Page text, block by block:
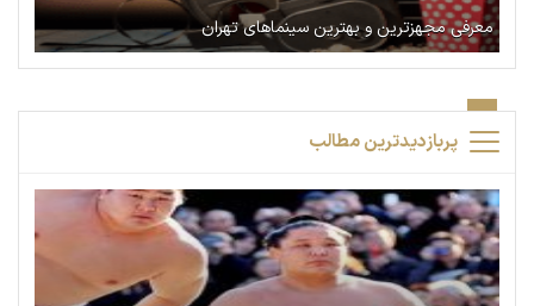
معرفی مجهزترین و بهترین سینماهای تهران
پربازدیدترین مطالب